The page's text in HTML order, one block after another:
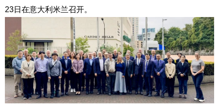
23日在意大利米兰召开。